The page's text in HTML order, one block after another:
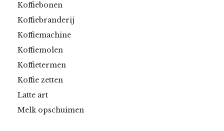
Koffiebonen
Koffiebranderij
Koffiemachine
Koffiemolen
Koffietermen
Koffie zetten
Latte art
Melk opschuimen